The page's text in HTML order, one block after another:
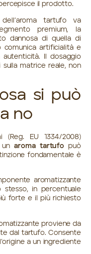
il prodotto.
dell’aroma tartufo va
premium, la
dannosa di quella di
comunica artificialità e
Il dosaggio
matrice reale, non
si può
no
(Reg. EU 1334/2008)
unaroma tartufo può
fondamentale è
aromatizzante
in percentuale
forte e il più richiesto
proviene da
dal tartufo. Consente
a un ingrediente